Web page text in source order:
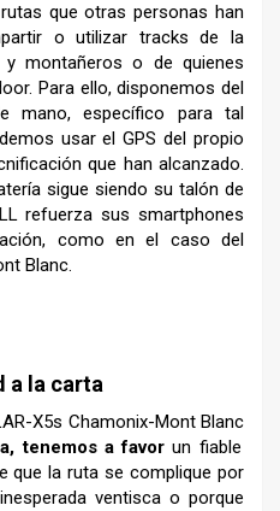
que otras personas han
o utilizar tracks de la
y montañeros o de quienes
Para ello, disponemos del
mano, específico para tal
usar el GPS del propio
que han alcanzado.
sigue siendo su talón de
refuerza sus smartphones
como en el caso del
Blanc.
a la carta
X5s Chamonix-Mont Blanc
tenemos a favorun fiable
que la ruta se complique por
ventisca o porque